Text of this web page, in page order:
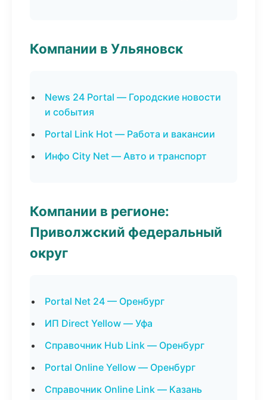
Компании в Ульяновск
News 24 Portal — Городские новости
и события
Portal Link Hot — Работа и вакансии
Инфо City Net — Авто и транспорт
Компании в регионе:
Приволжский федеральный
округ
Portal Net 24 — Оренбург
ИП Direct Yellow — Уфа
Справочник Hub Link — Оренбург
Portal Online Yellow — Оренбург
Справочник Online Link — Казань